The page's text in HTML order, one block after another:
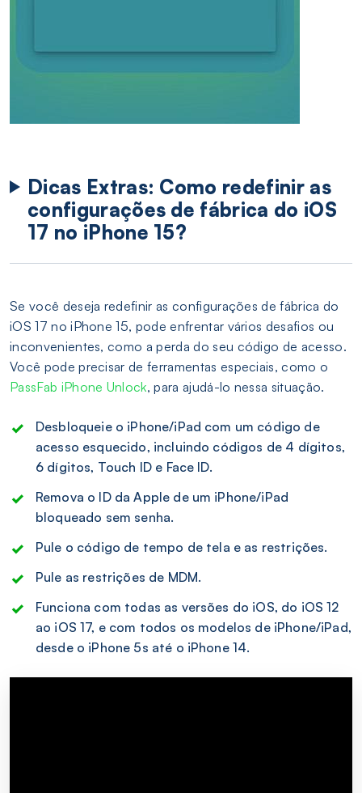
Dicas Extras: Como redefinir as
configurações de fábrica do iOS
17 no iPhone 15?
Se você deseja redefinir as configurações de fábrica do
iOS 17 no iPhone 15, pode enfrentar vários desafios ou
inconvenientes, como a perda do seu código de acesso.
Você pode precisar de ferramentas especiais, como o
PassFab iPhone Unlock, para ajudá-lo nessa situação.
Desbloqueie o iPhone/iPad com um código de
acesso esquecido, incluindo códigos de 4 dígitos,
6 dígitos, Touch ID e Face ID.
Remova o ID da Apple de um iPhone/iPad
bloqueado sem senha.
Pule o código de tempo de tela e as restrições.
Pule as restrições de MDM.
Funciona com todas as versões do iOS, do iOS 12
ao iOS 17, e com todos os modelos de iPhone/iPad,
desde o iPhone 5s até o iPhone 14.